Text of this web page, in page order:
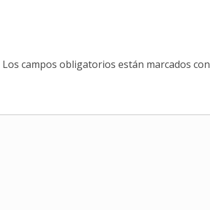
Los campos obligatorios están marcados con